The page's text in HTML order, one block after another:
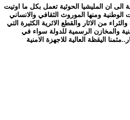
ان المليشيا الحوثية تعمل بكل ما اوتيت
ومنها الموروث الثقافي والانساني
من الاثار والقطع الاثرية الكثيرة التي
والمخازن الرسمية للدولة سواء في
اليقظة العالية للاجهزة الامنية